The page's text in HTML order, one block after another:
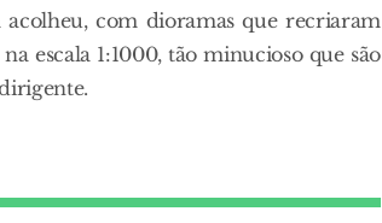
com dioramas que recriaram
escala 1:1000, tão minucioso que são